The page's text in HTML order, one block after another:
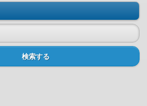
検索する